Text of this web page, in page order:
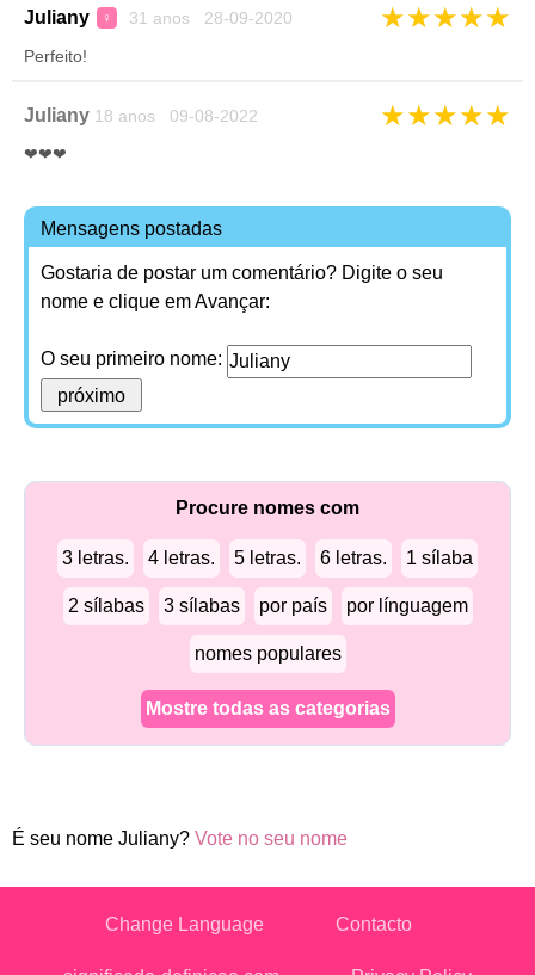
Juliany ♀ 31 anos 28-09-2020 ★★★★★
Perfeito!
Juliany 18 anos 09-08-2022 ★★★★★
❤❤❤
Mensagens postadas
Gostaria de postar um comentário? Digite o seu
nome e clique em Avançar:
O seu primeiro nome:
Procure nomes com
3 letras. 4 letras. 5 letras. 6 letras. 1 sílaba
2 sílabas 3 sílabas por país por línguagem
nomes populares
Mostre todas as categorias
É seu nome Juliany? Vote no seu nome
Change Language Contacto